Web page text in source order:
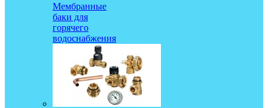
Мембранные
баки для
горячего
водоснабжения